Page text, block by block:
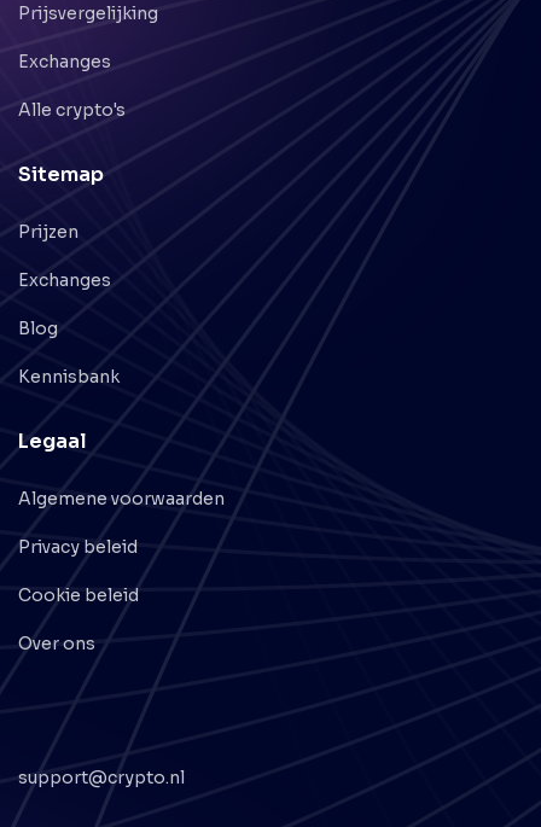
support@crypto.nl
Prijsvergelijking
Exchanges
Alle crypto's
Sitemap
Prijzen
Exchanges
Blog
Kennisbank
Legaal
Algemene voorwaarden
Privacy beleid
Cookie beleid
Over ons